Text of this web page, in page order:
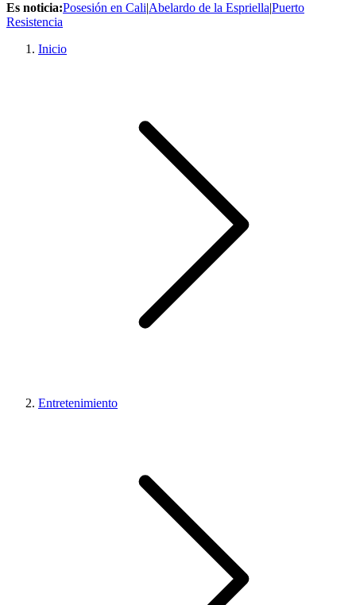
Es noticia:Posesión en Cali|Abelardo de la Espriella|Puerto
Resistencia
Inicio
Entretenimiento